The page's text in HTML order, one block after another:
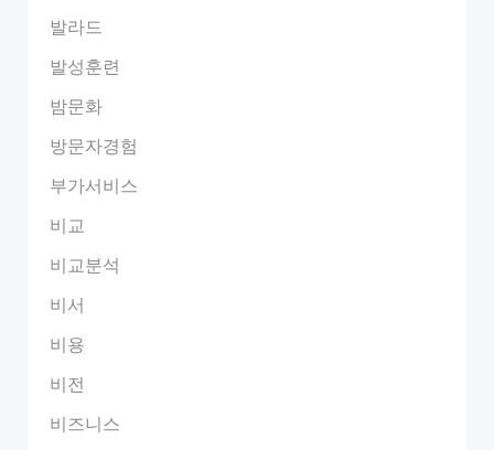
발라드
발성훈련
밤문화
방문자경험
부가서비스
비교
비교분석
비서
비용
비전
비즈니스